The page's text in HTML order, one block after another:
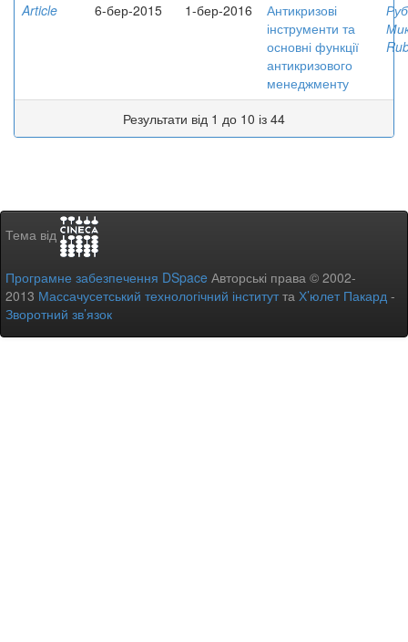
Article 6-бер-2015 1-бер-2016
Антикризові
інструменти та
основні функції
антикризового
менеджменту
Результати від 1 до 10 із 44
Тема від
Програмне забезпечення DSpace Авторські права © 2002-
2013 Массачусетський технологічний інститутта Х’юлет Пакард -
Зворотний зв’язок